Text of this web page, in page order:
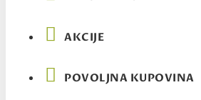
AKCIJE
POVOLJNA KUPOVINA